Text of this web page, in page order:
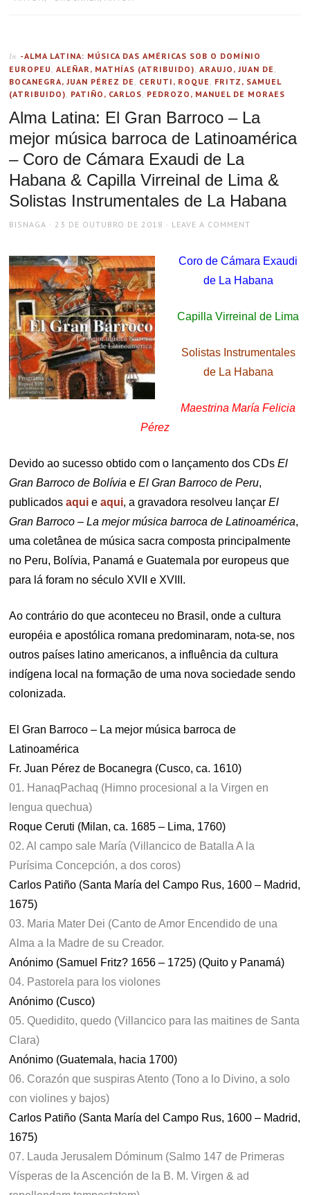
In -ALMA LATINA: MÚSICA DAS AMÉRICAS SOB O DOMÍNIO
EUROPEU ,ALEÑAR, MATHÍAS (ATRIBUIDO),ARAUJO, JUAN DE ,
BOCANEGRA, JUAN PÉREZ DE , CERUTI, ROQUE , FRITZ, SAMUEL
(ATRIBUIDO), PATIÑO, CARLOS, PEDROZO, MANUEL DE MORAES
Alma Latina: El Gran Barroco – La
mejor música barroca de Latinoamérica
– Coro de Cámara Exaudi de La
Habana & Capilla Virreinal de Lima &
Solistas Instrumentales de La Habana
AUTHOR
BISNAGA
POSTED
23 DE OUTUBRO DE 2018 LEAVE A COMMENT
Coro de Cámara Exaudi
de La Habana
Capilla Virreinal de Lima
Solistas Instrumentales
de La Habana
Maestrina María Felicia
Pérez
Devido ao sucesso obtido com o lançamento dos CDsEl
Gran Barroco de Bolívia eEl Gran Barroco de Peru,
publicadosaqui eaqui, a gravadora resolveu lançarEl
Gran Barroco – La mejor música barroca de Latinoamérica,
uma coletânea de música sacra composta principalmente
no Peru, Bolívia, Panamá e Guatemala por europeus que
para lá foram no século XVII e XVIII.
Ao contrário do que aconteceu no Brasil, onde a cultura
européia e apostólica romana predominaram, nota-se, nos
outros países latino americanos, a influência da cultura
indígena local na formação de uma nova sociedade sendo
colonizada.
El Gran Barroco – La mejor música barroca de
Latinoamérica
Fr. Juan Pérez de Bocanegra (Cusco, ca. 1610)
01. HanaqPachaq (Himno procesional a la Virgen en
lengua quechua)
Roque Ceruti (Milan, ca. 1685 – Lima, 1760)
02. Al campo sale María (Villancico de Batalla A la
Purísima Concepción, a dos coros)
Carlos Patiño (Santa María del Campo Rus, 1600 – Madrid,
1675)
03. Maria Mater Dei (Canto de Amor Encendido de una
Alma a la Madre de su Creador.
Anónimo (Samuel Fritz? 1656 – 1725) (Quito y Panamá)
04. Pastorela para los violones
Anónimo (Cusco)
05. Quedidito, quedo (Villancico para las maitines de Santa
Clara)
Anónimo (Guatemala, hacia 1700)
06. Corazón que suspiras Atento (Tono a lo Divino, a solo
con violines y bajos)
Carlos Patiño (Santa María del Campo Rus, 1600 – Madrid,
1675)
07. Lauda Jerusalem Dóminum (Salmo 147 de Primeras
Vísperas de la Ascención de la B. M. Virgen & ad